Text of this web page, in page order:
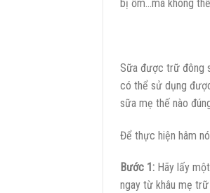
bị ốm…mà không
Sữa được trữ đông
có thể sử dụng
sữa mẹ thế nào
Để thực hiện hâm
Bước 1: Hãy lấy
ngay từ khâu mẹ